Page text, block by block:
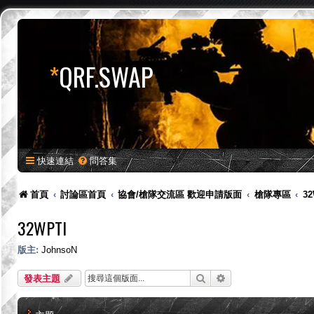
*QRF.SWAP
快速連結 問答集
首頁 討論區首頁 協會/槍隊交流區 歡迎申請版面 槍隊專區
32WPTI
版主: JohnsoN
發表主題 搜尋